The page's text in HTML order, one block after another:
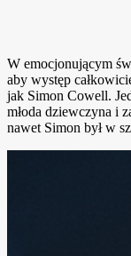
W emocjonującym
aby występ
jak Simon Cowell.
młoda dziewczyna i
nawet Simon był w